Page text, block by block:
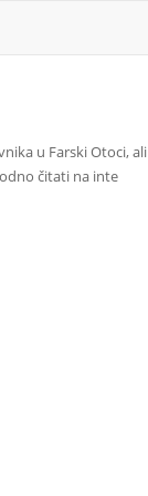
u Farski Otoci, ali
čitati na inte